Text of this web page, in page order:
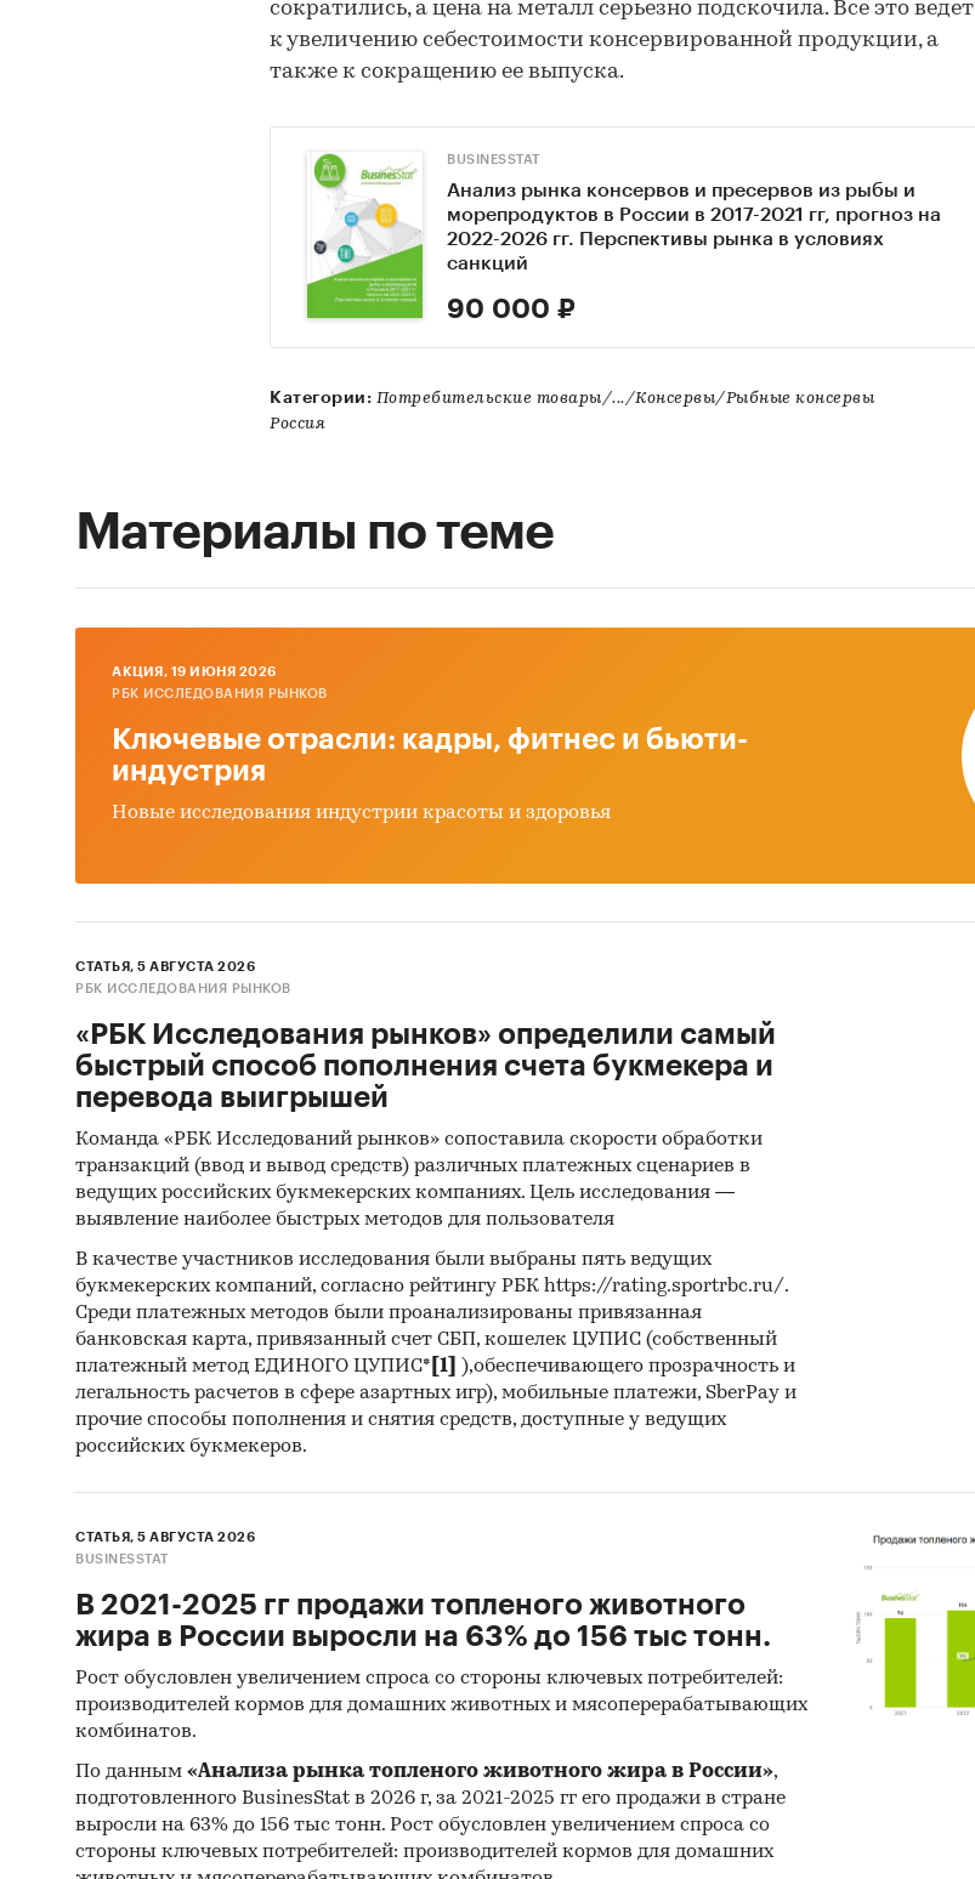
сократились, а цена на металл серьезно подскочила. Все это ведет
к увеличению себестоимости консервированной продукции, а
также к сокращению ее выпуска.
BUSINESSTAT
Анализ рынка консервов и пресервов из рыбы и
морепродуктов в России в 2017-2021 гг, прогноз на
2022-2026 гг. Перспективы рынка в условиях
санкций
90 000 ₽
Категории: Потребительские товары/.../Консервы/Рыбные консервы
Россия
Материалы по теме
AКЦИЯ, 19 ИЮНЯ 2026
РБК ИССЛЕДОВАНИЯ РЫНКОВ
Ключевые отрасли: кадры, фитнес и бьюти-
индустрия
Новые исследования индустрии красоты и здоровья
СТАТЬЯ, 5 АВГУСТА 2026
РБК ИССЛЕДОВАНИЯ РЫНКОВ
«РБК Исследования рынков» определили самый
быстрый способ пополнения счета букмекера и
перевода выигрышей
Команда «РБК Исследований рынков» сопоставила скорости обработки
транзакций (ввод и вывод средств) различных платежных сценариев в
ведущих российских букмекерских компаниях. Цель исследования —
выявление наиболее быстрых методов для пользователя
В качестве участников исследования были выбраны пять ведущих
букмекерских компаний, согласно рейтингу РБК https://rating.sportrbc.ru/.
Среди платежных методов были проанализированы привязанная
банковская карта, привязанный счет СБП, кошелек ЦУПИС (собственный
платежный метод ЕДИНОГО ЦУПИС* [1]
),обеспечивающего прозрачность и
легальность расчетов в сфере азартных игр), мобильные платежи, SberPay и
прочие способы пополнения и снятия средств, доступные у ведущих
российских букмекеров.
СТАТЬЯ, 5 АВГУСТА 2026
BUSINESSTAT
В 2021-2025 гг продажи топленого животного
жира в России выросли на 63% до 156 тыс тонн.
Рост обусловлен увеличением спроса со стороны ключевых потребителей:
производителей кормов для домашних животных и мясоперерабатывающих
комбинатов.
По данным «Анализа рынка топленого животного жира в России»,
подготовленного BusinesStat в 2026 г, за 2021-2025 гг его продажи в стране
выросли на 63% до 156 тыс тонн. Рост обусловлен увеличением спроса со
стороны ключевых потребителей: производителей кормов для домашних